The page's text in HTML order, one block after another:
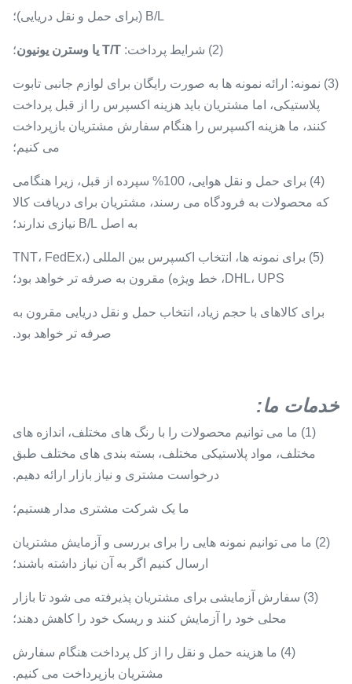
B/L (برای حمل و نقل دریایی)؛
(2) شرایط پرداخت: T/T یا وسترن یونیون ؛
(3) نمونه: ارائه نمونه ها به صورت رایگان برای لوازم جانبی تابوت
پلاستیکی، اما مشتریان باید هزینه اکسپرس را از قبل پرداخت
کنند، ما هزینه اکسپرس را هنگام سفارش مشتریان بازپرداخت
می کنیم؛
(4) برای حمل و نقل هوایی، 100% سپرده از قبل، زیرا هنگامی
که محصولات به فرودگاه می رسند، مشتریان برای دریافت کالا
به اصل B/L نیازی ندارند؛
(5) برای نمونه ها، انتخاب اکسپرس بین المللی (TNT، FedEx،
DHL، UPS، خط ویژه) مقرون به صرفه تر خواهد بود؛
برای کالاهای با حجم زیاد، انتخاب حمل و نقل دریایی مقرون به
صرفه تر خواهد بود.
خدمات ما:
(1) ما می توانیم محصولات را با رنگ های مختلف، اندازه های
مختلف، مواد پلاستیکی مختلف، بسته بندی های مختلف طبق
درخواست مشتری و نیاز بازار ارائه دهیم.
ما یک شرکت مشتری مدار هستیم؛
(2) ما می توانیم نمونه هایی را برای بررسی و آزمایش مشتریان
ارسال کنیم اگر به آن نیاز داشته باشند؛
(3) سفارش آزمایشی برای مشتریان پذیرفته می شود تا بازار
محلی خود را آزمایش کنند و ریسک خود را کاهش دهند؛
(4) ما هزینه حمل و نقل را از کل پرداخت هنگام سفارش
مشتریان بازپرداخت می کنیم.